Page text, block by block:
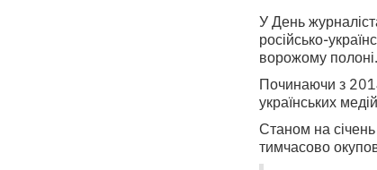
У День
російсько-
ворожому полоні.
Починаючи з
українських
Станом на
тимчасово